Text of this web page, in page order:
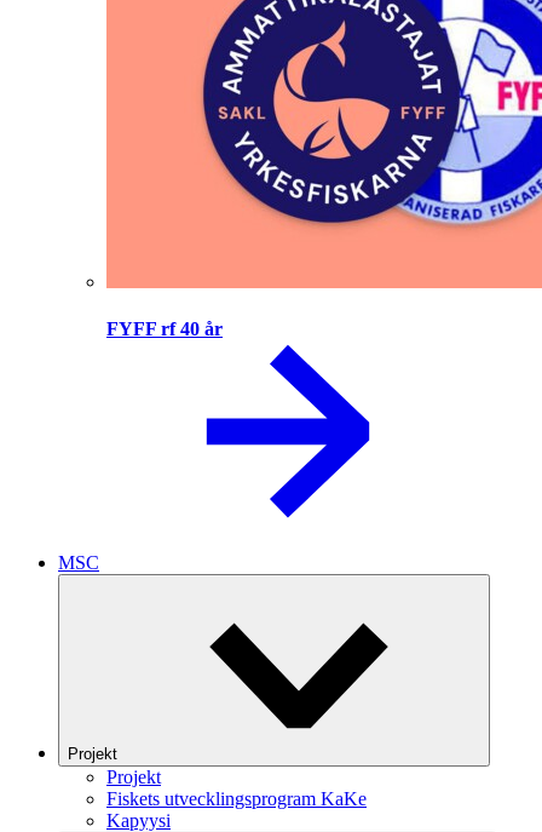
FYFF rf 40 år
MSC
Projekt
Projekt
Fiskets utvecklingsprogram KaKe
Kapyysi